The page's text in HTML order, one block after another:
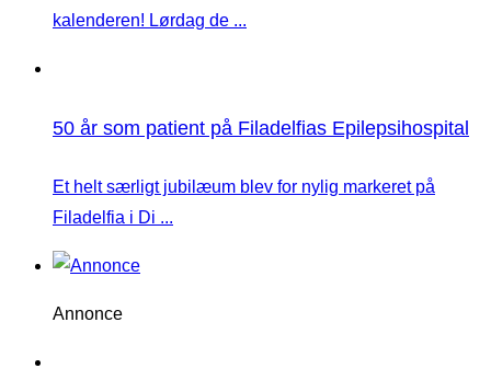
kalenderen! Lørdag de ...
50 år som patient på Filadelfias Epilepsihospital
Et helt særligt jubilæum blev for nylig markeret på
Filadelfia i Di ...
Annonce